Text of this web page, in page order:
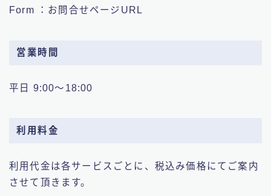
Form ：お問合せページURL
営業時間
平日 9:00～18:00
利用料金
利用代金は各サービスごとに、税込み価格にてご案内
させて頂きます。